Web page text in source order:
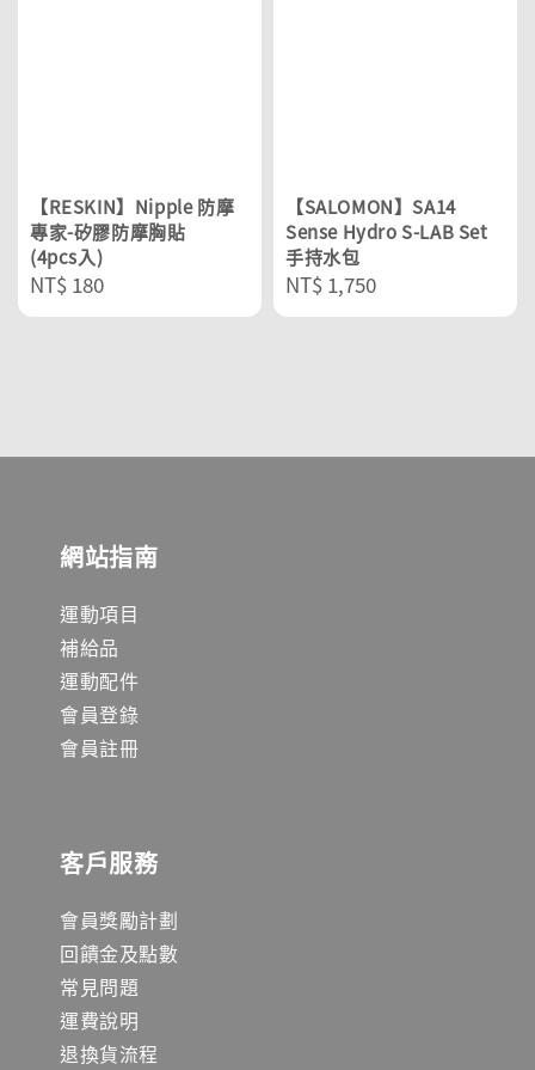
【RESKIN】Nipple 防摩
專家-矽膠防摩胸貼
(4pcs入)
Regular
price
NT$ 180
【SALOMON】SA14
Sense Hydro S-LAB Set
手持水包
Regular
price
NT$ 1,750
網站指南
運動項目
補給品
運動配件
會員登錄
會員註冊
客戶服務
會員獎勵計劃
回饋金及點數
常見問題
運費說明
退換貨流程